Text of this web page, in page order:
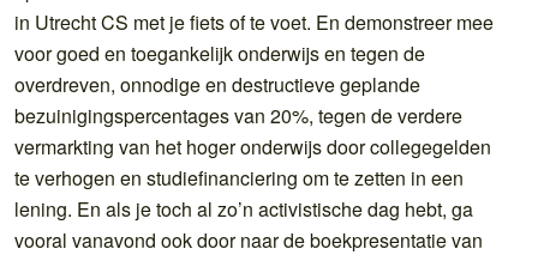
in Utrecht CS met je fiets of te voet. En demonstreer mee
voor goed en toegankelijk onderwijs en tegen de
overdreven, onnodige en destructieve geplande
bezuinigingspercentages van 20%, tegen de verdere
vermarkting van het hoger onderwijs door collegegelden
te verhogen en studiefinanciering om te zetten in een
lening. En als je toch al zo’n activistische dag hebt, ga
vooral vanavond ook door naar de boekpresentatie van